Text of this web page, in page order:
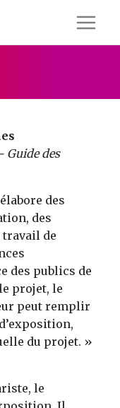
Guide des
des
des
travail de
des publics de
projet, le
peut remplir
du projet. »
le